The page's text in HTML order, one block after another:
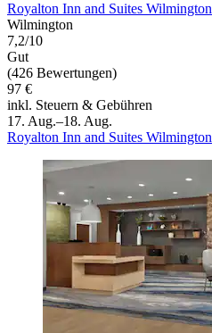
Royalton Inn and Suites Wilmington
Wilmington
7,2/10
Gut
(426 Bewertungen)
97 €
inkl. Steuern & Gebühren
17. Aug.–18. Aug.
Royalton Inn and Suites Wilmington